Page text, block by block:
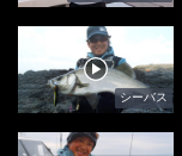
シーバス